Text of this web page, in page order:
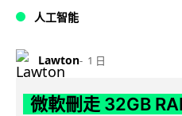
人工智能
Lawton 1 日
微軟刪走 32GB